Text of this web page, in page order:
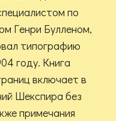
по
Генри Булленом,
типографию
году. Книга
включает в
Шекспира без
примечания